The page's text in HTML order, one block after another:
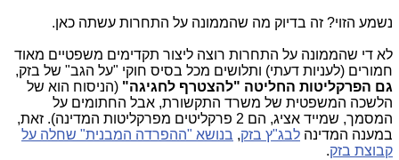
נשמע הזוי? זה בדיוק מה שהממונה על התחרות עשתה כאן.
לא די שהממונה על התחרות רוצה ליצור תקדימים משפטיים מאוד
חמורים (לעניות דעתי) ותלושים מכל בסיס חוקי "על הגב" של בזק,
גם הפרקליטות החליטה "להצטרף לחגיגה" (הניסוח הוא של
הלשכה המשפטית של משרד התקשורת, אבל החתומים על
המסמך, שמייד אציג, הם 2 פרקליטים מפרקליטות המדינה). זאת,
במענה המדינה לבג"ץ בזק, בנושא "ההפרדה המבנית" שחלה על
קבוצת בזק.